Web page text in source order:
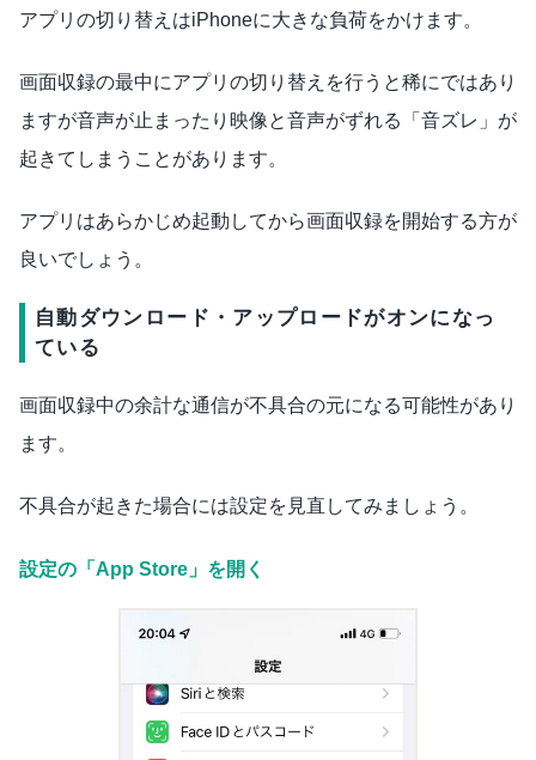
アプリの切り替えはiPhoneに大きな負荷をかけます。
画面収録の最中にアプリの切り替えを行うと稀にではあり
ますが音声が止まったり映像と音声がずれる「音ズレ」が
起きてしまうことがあります。
アプリはあらかじめ起動してから画面収録を開始する方が
良いでしょう。
自動ダウンロード・アップロードがオンになっ
ている
画面収録中の余計な通信が不具合の元になる可能性があり
ます。
不具合が起きた場合には設定を見直してみましょう。
設定の「App Store」を開く